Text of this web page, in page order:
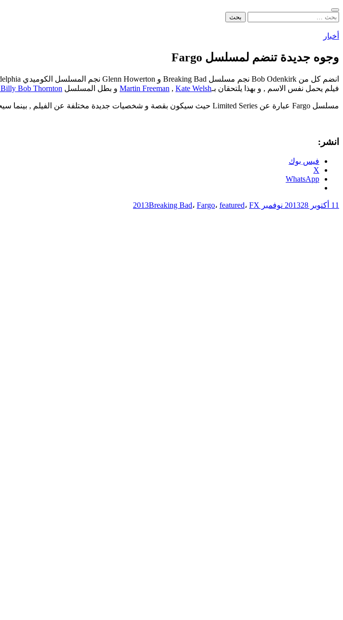
بحث
البحث
أخبار
وجوه جديدة تنضم لمسلسل Fargo
فيلم يحمل نفس الاسم , و بهذا يلتحقان بـ
Martin Freeman , Kate Welsh و بطل المسلسل Billy Bob Thornton .
مسلسل Fargo عبارة عن Limited Series حيث سيكون بقصة و شخصيات جديدة مختلفة عن الفيلم , بينما سيحافظ على جوهر الفيلم و من المتوقع عرضه ربيع 2014 مع احتمال تجديده لموسم اخر .
انشر:
فيس بوك
X
WhatsApp
11 أكتوبر 2013 28 نوفمبر 2013 Breaking Bad، Fargo، featured، FX